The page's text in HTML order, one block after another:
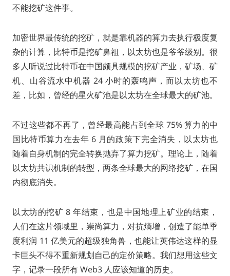
不能挖矿这件事。
加密世界最传统的挖矿，就是靠机器的算力去执行极度复
杂的计算，比特币是挖矿鼻祖，以太坊也是爷爷级别。很
多人听说过比特币在中国颇具规模的挖矿产业，矿场、矿
机、山谷流水中机器 24 小时的轰鸣声，而以太坊也不
差，比如，曾经的星火矿池是以太坊在全球最大的矿池。
不过这些都不再了，曾经最高能占到全球 75% 算力的中
国比特币算力在去年 6 月的政策下完全消失，以太坊也
随着自身机制的完全转换抛弃了算力挖矿。理论上，随着
以太坊共识机制的转型，两条全球最大的网络挖矿，在国
内彻底消失。
以太坊的挖矿 8 年结束，也是中国地理上矿业的结束，
人们在这片领域里，崇尚算力，对抗熵增，创造了能单季
度利润 11 亿美元的超级独角兽，也能让英伟达这样的显
卡巨头不得不重新规划自己的定价策略。我们想用这些文
字，记录一段所有 Web3 人应该知道的历史。